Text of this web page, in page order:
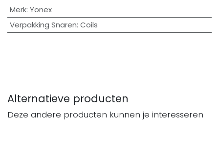
Merk: Yonex
Verpakking Snaren: Coils
Alternatieve producten
Deze andere producten kunnen je interesseren